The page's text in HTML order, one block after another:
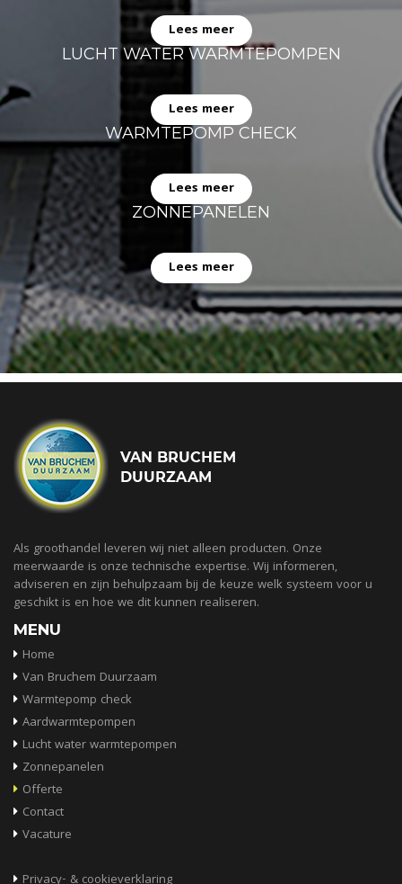
Lees meer
LUCHT WATER WARMTEPOMPEN
Lees meer
WARMTEPOMP CHECK
Lees meer
ZONNEPANELEN
Lees meer
Als groothandel leveren wij niet alleen producten. Onze
meerwaarde is onze technische expertise. Wij informeren,
adviseren en zijn behulpzaam bij de keuze welk systeem voor u
geschikt is en hoe we dit kunnen realiseren.
MENU
Home
Van Bruchem Duurzaam
Warmtepomp check
Aardwarmtepompen
Lucht water warmtepompen
Zonnepanelen
Offerte
Contact
Vacature